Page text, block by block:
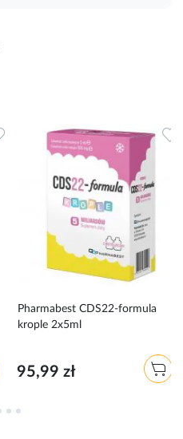
Dodaj do ulubionych
Pharmabest CDS22-formula
krople 2x5ml
95,99 zł